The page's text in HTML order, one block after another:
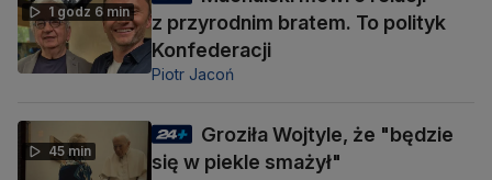
1 godz 6 min
z przyrodnim bratem. To polityk
Konfederacji
Piotr Jacoń
45 min
Groziła Wojtyle, że "będzie
się w piekle smażył"